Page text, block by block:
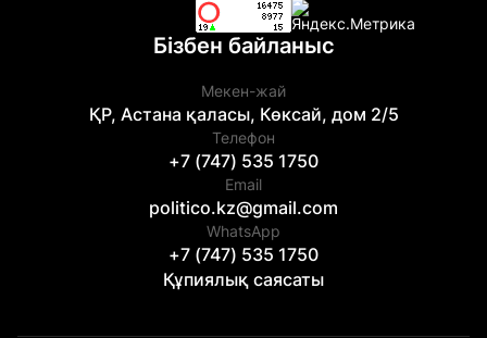
Бізбен байланыс
Мекен-жай
ҚР, Астана қаласы, Көксай, дом 2/5
Телефон
+7 (747) 535 1750
Email
politico.kz@gmail.com
WhatsApp
+7 (747) 535 1750
Құпиялық саясаты